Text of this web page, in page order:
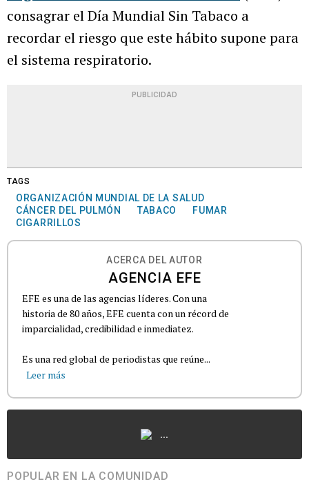
consagrar el Día Mundial Sin Tabaco a
recordar el riesgo que este hábito supone para
el sistema respiratorio.
PUBLICIDAD
TAGS
ORGANIZACIÓN MUNDIAL DE LA SALUD
CÁNCER DEL PULMÓN
TABACO
FUMAR
CIGARRILLOS
ACERCA DEL AUTOR
AGENCIA EFE
EFE es una de las agencias líderes. Con una
historia de 80 años, EFE cuenta con un récord de
imparcialidad, credibilidad e inmediatez.
Es una red global de periodistas que reúne...
Leer más
...
POPULAR EN LA COMUNIDAD